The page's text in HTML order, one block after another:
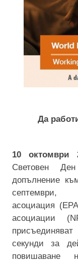
Да
10 октомври
Световен
допълнение
септември,
асоциация
асоциации
секунди за
повишаване